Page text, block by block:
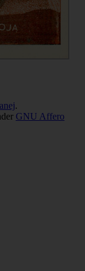
.
GNU Affero